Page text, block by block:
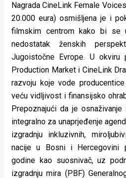
Nagrada CineLink Female
20.000 eura) osmišljena je i
filmskim centrom kako bi se
nedostatak ženskih
Jugoistočne Evrope. U okviru
Production Market i CineLink
razvoju koje vode
veću vidljivost i finansijsko
Prepoznajući da je
integralno za unaprjeđenje
izgradnju inkluzivnih,
nacije u Bosni i Hercegovini
godine kao suosnivač, uz
izgradnju mira (PBF)